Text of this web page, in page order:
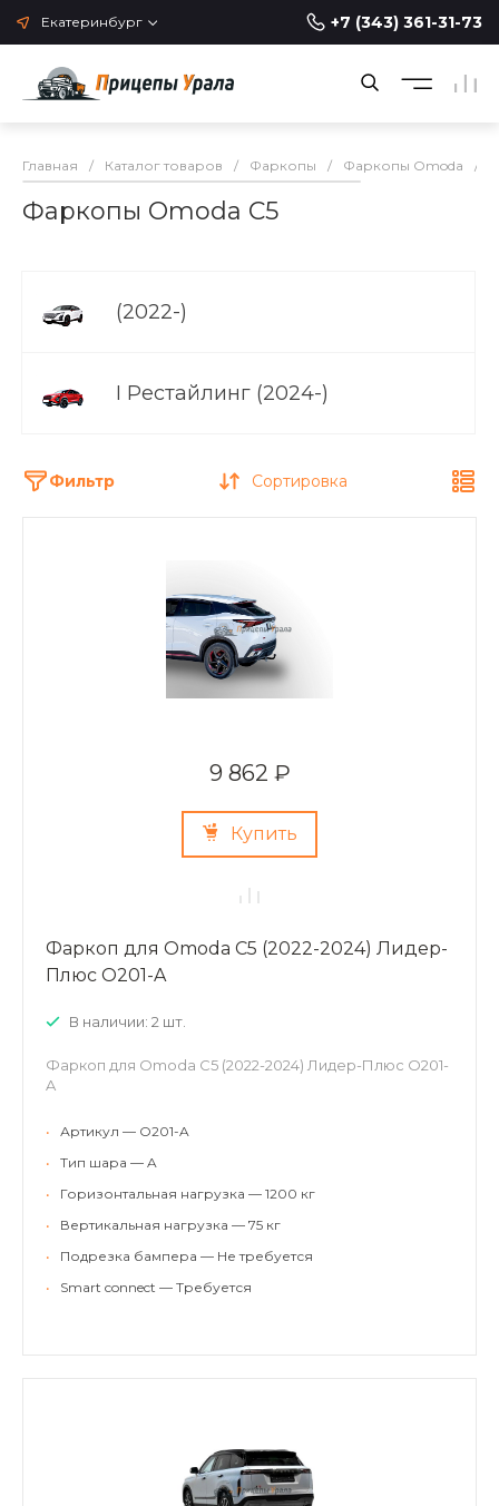
Екатеринбург +7 (343) 361-31-73
Главная / Каталог товаров / Фаркопы / Фаркопы Omoda /
Фаркопы Omoda C5
(2022-)
I Рестайлинг (2024-)
Фильтр Сортировка
9 862 ₽
Купить
Фаркоп для Omoda C5 (2022-2024) Лидер-
Плюс O201-A
В наличии: 2 шт.
Фаркоп для Omoda C5 (2022-2024) Лидер-Плюс O201-
A
•
Артикул — O201-A
•
Тип шара — A
•
Горизонтальная нагрузка — 1200 кг
•
Вертикальная нагрузка — 75 кг
•
Подрезка бампера — Не требуется
•
Smart connect — Требуется